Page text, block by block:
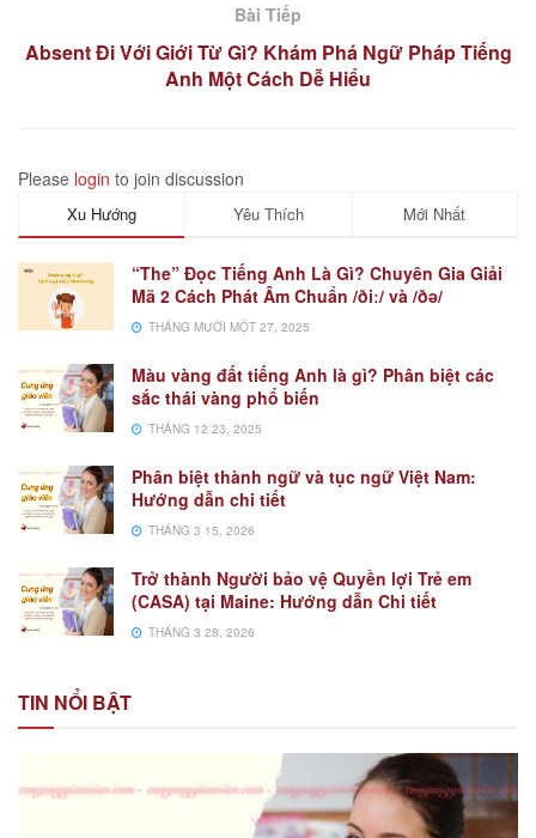
Bài Tiếp
Absent Đi Với Giới Từ Gì? Khám Phá Ngữ Pháp Tiếng
Anh Một Cách Dễ Hiểu
Please login to join discussion
Xu Hướng Yêu Thích Mới Nhất
“The” Đọc Tiếng Anh Là Gì? Chuyên Gia Giải
Mã 2 Cách Phát Âm Chuẩn /ðiː/ và /ðə/
THÁNG MƯỜI MỘT 27, 2025
Màu vàng đất tiếng Anh là gì? Phân biệt các
sắc thái vàng phổ biến
THÁNG 12 23, 2025
Phân biệt thành ngữ và tục ngữ Việt Nam:
Hướng dẫn chi tiết
THÁNG 3 15, 2026
Trở thành Người bảo vệ Quyền lợi Trẻ em
(CASA) tại Maine: Hướng dẫn Chi tiết
THÁNG 3 28, 2026
TIN NỔI BẬT